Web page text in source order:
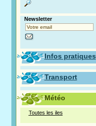
Newsletter
Infos pratiques
Transport
Météo
Toutes les iles